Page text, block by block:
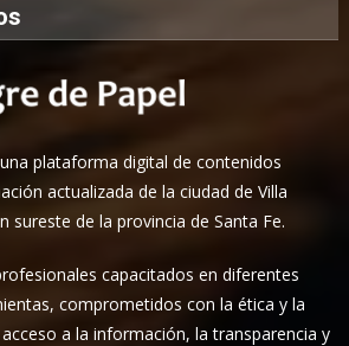
plataforma digital de contenidos
actualizada de la ciudad de Villa
sureste de la provincia de Santa Fe.
capacitados en diferentes
comprometidos con la ética y la
a la información, la transparencia y